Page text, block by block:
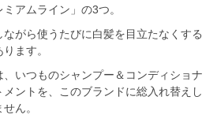
アムライン」の3つ。
がら使うたびに白髪を目立たなくする
ます。
いつものシャンプー＆コンディショナ
ントを、このブランドに総入れ替えし
ん。